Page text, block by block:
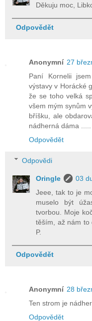
Děkuju moc,
Odpovědět
Anonymní 27
Paní Kornelii
výstavy v Horácké
že se toho velká
všem mým synům
bříšku, ale
nádherná dáma
Odpovědět
Odpovědi
Oringle
03
Jeee, tak to je
muselo být
tvorbou. Moje
těším, až nám to
P.
Odpovědět
Anonymní 28
Ten strom je
Odpovědět